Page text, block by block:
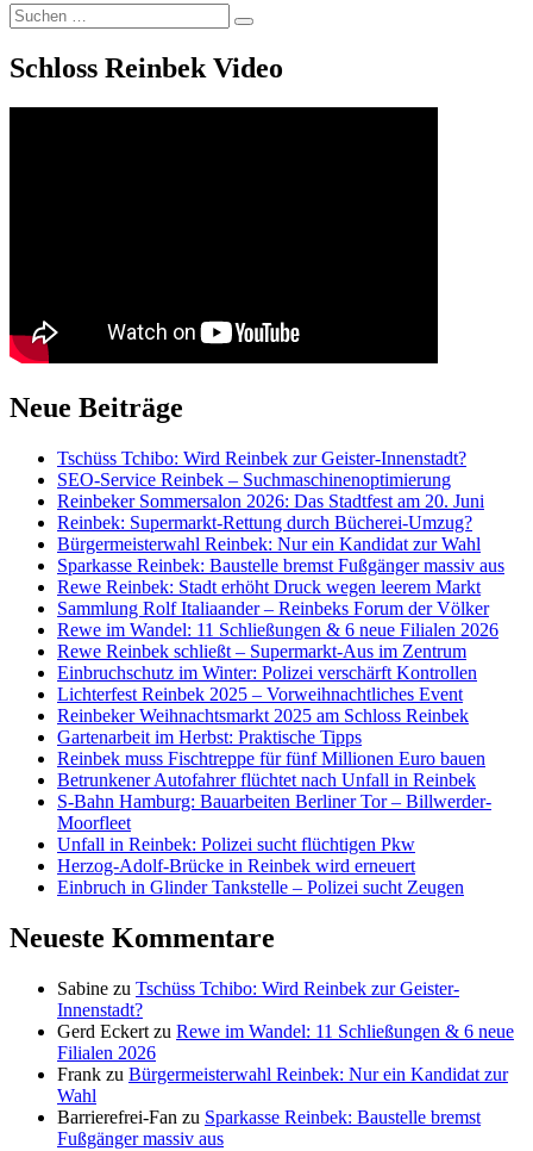
Suchen
nach:
Suchen
Schloss Reinbek Video
Neue Beiträge
Tschüss Tchibo: Wird Reinbek zur Geister-Innenstadt?
SEO-Service Reinbek – Suchmaschinenoptimierung
Reinbeker Sommersalon 2026: Das Stadtfest am 20. Juni
Reinbek: Supermarkt-Rettung durch Bücherei-Umzug?
Bürgermeisterwahl Reinbek: Nur ein Kandidat zur Wahl
Sparkasse Reinbek: Baustelle bremst Fußgänger massiv aus
Rewe Reinbek: Stadt erhöht Druck wegen leerem Markt
Sammlung Rolf Italiaander – Reinbeks Forum der Völker
Rewe im Wandel: 11 Schließungen & 6 neue Filialen 2026
Rewe Reinbek schließt – Supermarkt-Aus im Zentrum
Einbruchschutz im Winter: Polizei verschärft Kontrollen
Lichterfest Reinbek 2025 – Vorweihnachtliches Event
Reinbeker Weihnachtsmarkt 2025 am Schloss Reinbek
Gartenarbeit im Herbst: Praktische Tipps
Reinbek muss Fischtreppe für fünf Millionen Euro bauen
Betrunkener Autofahrer flüchtet nach Unfall in Reinbek
S-Bahn Hamburg: Bauarbeiten Berliner Tor – Billwerder-
Moorfleet
Unfall in Reinbek: Polizei sucht flüchtigen Pkw
Herzog-Adolf-Brücke in Reinbek wird erneuert
Einbruch in Glinder Tankstelle – Polizei sucht Zeugen
Neueste Kommentare
Sabine zu Tschüss Tchibo: Wird Reinbek zur Geister-
Innenstadt?
Gerd Eckert zu Rewe im Wandel: 11 Schließungen & 6 neue
Filialen 2026
Frank zu Bürgermeisterwahl Reinbek: Nur ein Kandidat zur
Wahl
Barrierefrei-Fan zu Sparkasse Reinbek: Baustelle bremst
Fußgänger massiv aus